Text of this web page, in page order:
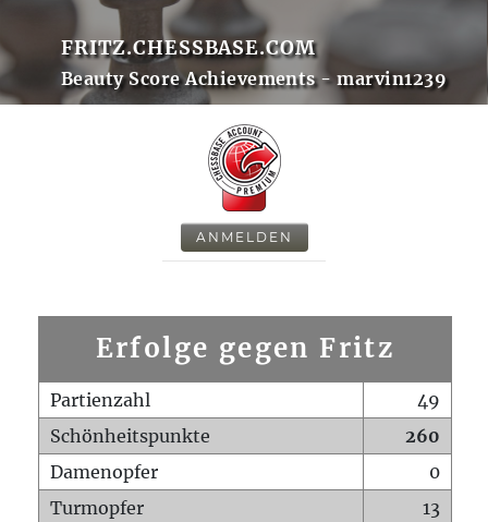
FRITZ.CHESSBASE.COM
Beauty Score Achievements - marvin1239
ANMELDEN
Erfolge gegen Fritz
Partienzahl
49
Schönheitspunkte
260
Damenopfer
0
Turmopfer
13